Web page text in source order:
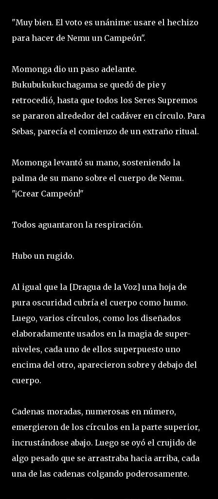
"Muy bien. El voto es unánime: usare el hechizo
para hacer de Nemu un Campeón".
Momonga dio un paso adelante.
Bukubukukuchagama se quedó de pie y
retrocedió, hasta que todos los Seres Supremos
se pararon alrededor del cadáver en círculo. Para
Sebas, parecía el comienzo de un extraño ritual.
Momonga levantó su mano, sosteniendo la
palma de su mano sobre el cuerpo de Nemu.
"¡Crear Campeón!"
Todos aguantaron la respiración.
Hubo un rugido.
Al igual que la [Dragua de la Voz] una hoja de
pura oscuridad cubría el cuerpo como humo.
Luego, varios círculos, como los diseñados
elaboradamente usados en la magia de super-
niveles, cada uno de ellos superpuesto uno
encima del otro, aparecieron sobre y debajo del
cuerpo.
Cadenas moradas, numerosas en número,
emergieron de los círculos en la parte superior,
incrustándose abajo. Luego se oyó el crujido de
algo pesado que se arrastraba hacia arriba, cada
una de las cadenas colgando poderosamente.